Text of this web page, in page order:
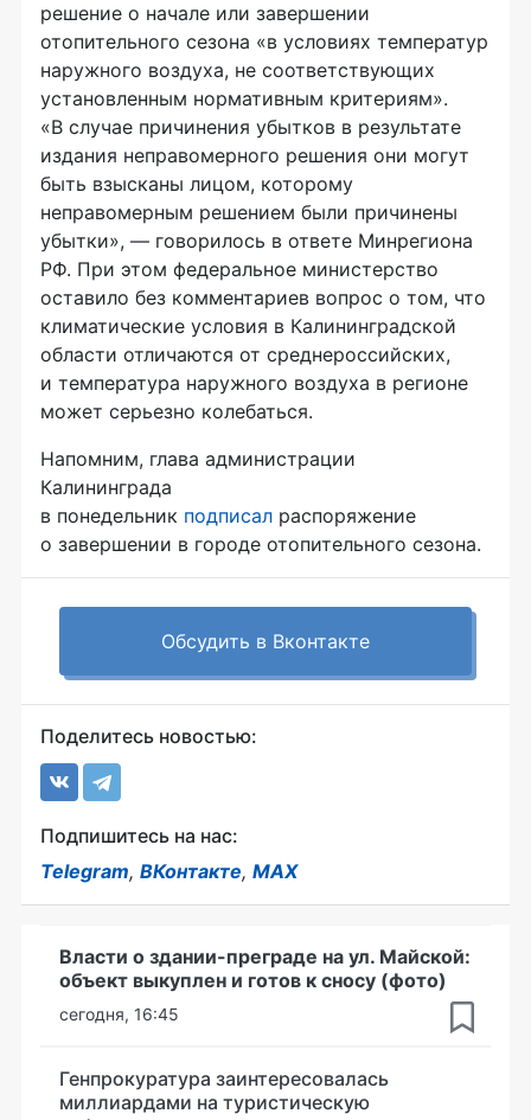
решение о начале или завершении
отопительного сезона «в условиях температур
наружного воздуха, не соответствующих
установленным нормативным критериям».
«В случае причинения убытков в результате
издания неправомерного решения они могут
быть взысканы лицом, которому
неправомерным решением были причинены
убытки», — говорилось в ответе Минрегиона
РФ. При этом федеральное министерство
оставило без комментариев вопрос о том, что
климатические условия в Калининградской
области отличаются от среднероссийских,
и температура наружного воздуха в регионе
может серьезно колебаться.
Напомним, глава администрации
Калининграда
в понедельник подписал распоряжение
о завершении в городе отопительного сезона.
Обсудить в Вконтакте
Поделитесь новостью:
Подпишитесь на нас:
Telegram, ВКонтакте, MAX
Власти о здании-преграде на ул. Майской:
объект выкуплен и готов к сносу (фото)
сегодня, 16:45
Генпрокуратура заинтересовалась
миллиардами на туристическую